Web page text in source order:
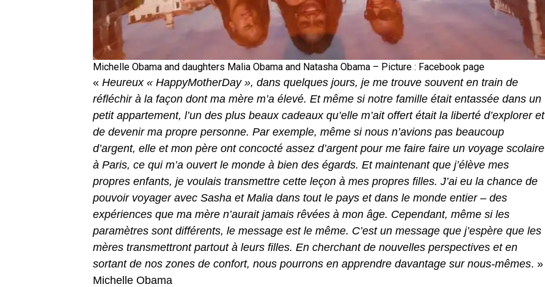
Michelle Obama and daughters Malia Obama and Natasha Obama – Picture : Facebook page
« Heureux « HappyMotherDay », dans quelques jours, je me trouve souvent en train de
réfléchir à la façon dont ma mère m’a élevé. Et même si notre famille était entassée dans un
petit appartement, l’un des plus beaux cadeaux qu’elle m’ait offert était la liberté d’explorer et
de devenir ma propre personne. Par exemple, même si nous n’avions pas beaucoup
d’argent, elle et mon père ont concocté assez d’argent pour me faire faire un voyage scolaire
à Paris, ce qui m’a ouvert le monde à bien des égards. Et maintenant que j’élève mes
propres enfants, je voulais transmettre cette leçon à mes propres filles. J’ai eu la chance de
pouvoir voyager avec Sasha et Malia dans tout le pays et dans le monde entier – des
expériences que ma mère n’aurait jamais rêvées à mon âge. Cependant, même si les
paramètres sont différents, le message est le même. C’est un message que j’espère que les
mères transmettront partout à leurs filles. En cherchant de nouvelles perspectives et en
sortant de nos zones de confort, nous pourrons en apprendre davantage sur nous-mêmes. »
Michelle Obama